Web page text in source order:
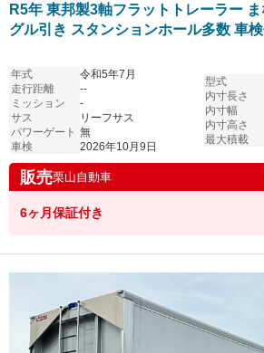
R5年 東邦製3軸フラットトレーラー
グル引き スタンションホール多数 車
年式
令和5年7月
走行距離
--
ミッション
-
サス
リーフサス
パワーゲート 無
車検
2026年10月9日
型式
内寸長さ
内寸幅
内寸高さ
最大積載
販売栗山自動車
6ヶ月保証付き